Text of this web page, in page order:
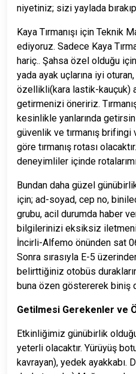
niyetiniz; sizi yaylada
Kaya Tırmanışı için Teknik
ediyoruz. Sadece Kaya
hariç.. Şahsa özel olduğu
yada ayak uçlarına iyi
özellikli(kara lastik-kauçuk)
getirmenizi öneririz.
kesinlikle yanlarında
güvenlik ve tırmanış
göre tırmanış rotası
deneyimliler içinde
Bundan daha güzel
için; ad-soyad, cep no,
grubu, acil durumda haber
bilgilerinizi eksiksiz
İncirli-Alfemo önünden sat
Sonra sırasıyla E-5
belirttiğiniz otobüs
buna özen göstererek biniş
Getilmesi Gerekenler ve
Etkinliğimiz günübirlik
yeterli olacaktır. Yürüyüş
kavrayan), yedek ayakkabı.